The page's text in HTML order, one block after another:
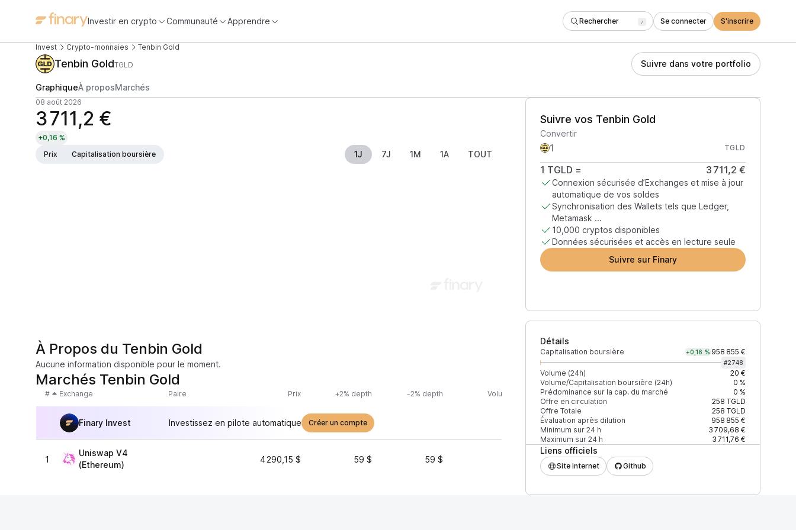
Investir en crypto Communauté Apprendre Rechercher / Se connecter S'inscrire
Invest Crypto-monnaies Tenbin Gold
Tenbin GoldTGLD Suivre dans votre portfolio
GraphiqueÀ proposMarchés
08 août 2026
3 711,2 €
+0,16 %
Prix
Capitalisation boursière 1J 7J 1M 1A TOUT
Suivre vos Tenbin Gold
Convertir
TGLD
1 TGLD = 3 711,2 €
Connexion sécurisée d’Exchanges et mise à jour
automatique de vos soldes
Synchronisation des Wallets tels que Ledger,
Metamask ...
10,000 cryptos disponibles
Données sécurisées et accès en lecture seule
Suivre sur Finary
Détails
Capitalisation boursière +0,16 % 958 855 €
#2748
Volume (24h)
20 €
Volume/Capitalisation boursière (24h)
0 %
Prédominance sur la cap. du marché
0 %
Offre en circulation
258 TGLD
Offre Totale
258 TGLD
Évaluation après dilution
958 855 €
Minimum sur 24 h
3 709,68 €
Maximum sur 24 h
3 711,76 €
Liens officiels
Site internet Github
À Propos du Tenbin Gold
Aucune information disponible pour le moment.
Marchés Tenbin Gold
# Exchange Paire Prix +2% depth -2% depth Volume (24h) % du volume Confiance Mis à jour
Finary Invest Investissez en pilote automatique Créer un compte
1
Uniswap V4
(Ethereum)
4 290,15 $ 59 $ 59 $ 100 % ÉLEVÉE